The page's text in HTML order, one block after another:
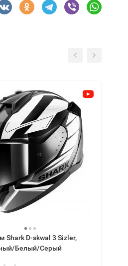
Shark D-skwal 3 Sizler,
Белый/Серый